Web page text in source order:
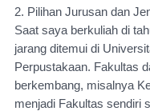
2. Pilihan Jurusan dan
Saat saya berkuliah di
jarang ditemui di
Perpustakaan. Fakultas
berkembang, misalnya
menjadi Fakultas sendiri